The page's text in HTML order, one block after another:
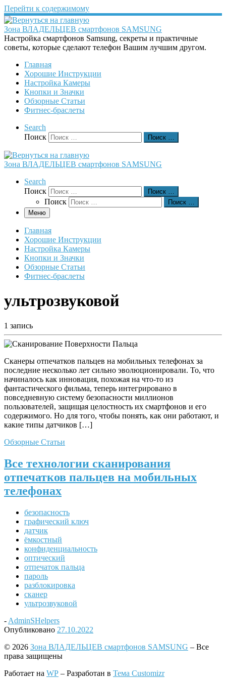
Перейти к содержимому
Зона ВЛАДЕЛЬЦЕВ смартфонов SAMSUNG
Настройка смартфонов Samsung, секреты и практичные
советы, которые сделают телефон Вашим лучшим другом.
Главная
Хорошие Инструкции
Настройка Камеры
Кнопки и Значки
Обзорные Статьи
Фитнес-браслеты
Search
Поиск
Поиск …
Зона ВЛАДЕЛЬЦЕВ смартфонов SAMSUNG
Search
Поиск
Поиск …
Поиск
Поиск …
Меню
Главная
Хорошие Инструкции
Настройка Камеры
Кнопки и Значки
Обзорные Статьи
Фитнес-браслеты
ультрозвуковой
1 запись
Сканеры отпечатков пальцев на мобильных телефонах за
последние несколько лет сильно эволюционировали. То, что
начиналось как инновация, похожая на что-то из
фантастического фильма, теперь интегрировано в
повседневную систему безопасности миллионов
пользователей, защищая целостность их смартфонов и его
содержимого. Но для того, чтобы понять, как они работают, и
какие типы датчиков […]
Обзорные Статьи
Все технологии сканирования
отпечатков пальцев на мобильных
телефонах
безопасность
графический ключ
датчик
ёмкостный
конфиденциальность
оптический
отпечаток пальца
пароль
разблокировка
сканер
ультрозвуковой
- AdminSHelpers
Опубликовано 27.10.2022
© 2026 Зона ВЛАДЕЛЬЦЕВ смартфонов SAMSUNG – Все
права защищены
Работает на WP – Разработан в Тема Customizr